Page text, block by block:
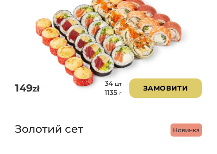
149zł
34 шт
1135 г
ЗАМОВИТИ
Новинка
Золотий сет